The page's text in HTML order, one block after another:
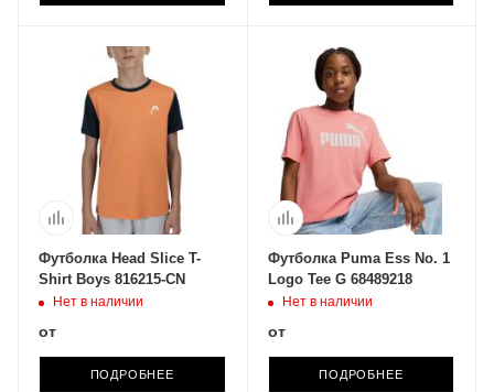
Футболка Head Slice T-
Shirt Boys 816215-CN
Нет в наличии
от
ПОДРОБНЕЕ
Футболка Puma Ess No. 1
Logo Tee G 68489218
Нет в наличии
от
ПОДРОБНЕЕ